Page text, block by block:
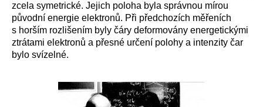
zcela symetrické. Jejich poloha byla správnou mírou
původní energie elektronů. Při předchozích měřeních
s horším rozlišením byly čáry deformovány energetickými
ztrátami elektronů a přesné určení polohy a intenzity čar
bylo svízelné.